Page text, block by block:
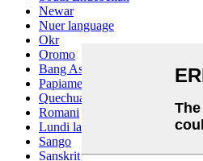
Newar
Nuer language
Okr
Oromo
Bang Ashinan
Papiamento
Quechua
Romani
Lundi language
Sango
Sanskrit